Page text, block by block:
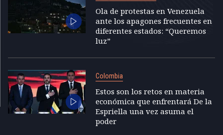
Ola de protestas en Venezuela
ante los apagones frecuentes en
diferentes estados: “Queremos
luz”
Colombia
Estos son los retos en materia
económica que enfrentará De la
Espriella una vez asuma el
poder